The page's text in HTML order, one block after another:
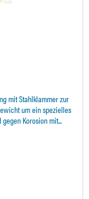
mit Stahlklammer zur
um ein spezielles
Korosion mit...